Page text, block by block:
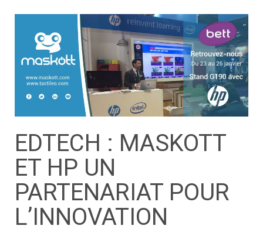
EDTECH : MASKOTT
ET HP UN
PARTENARIAT POUR
L’INNOVATION